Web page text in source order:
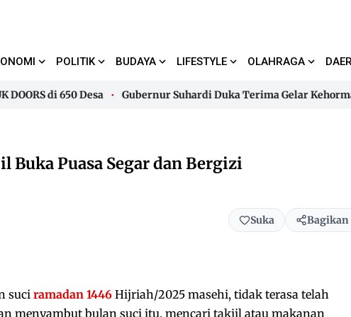
POLITIK BUDAYA LIFESTYLE OLAHRAGA
di 650 Desa Gubernur Suhardi Duka Terima Gelar
di 650 Desa Gubernur Suhardi Duka Terima Gelar
Buka Puasa Segar dan Bergizi
Suka Bagikan
suciramadan 1446 Hijriah/2025 masehi, tidak terasa telah
menyambut bulan suci itu, mencari takjil atau makanan